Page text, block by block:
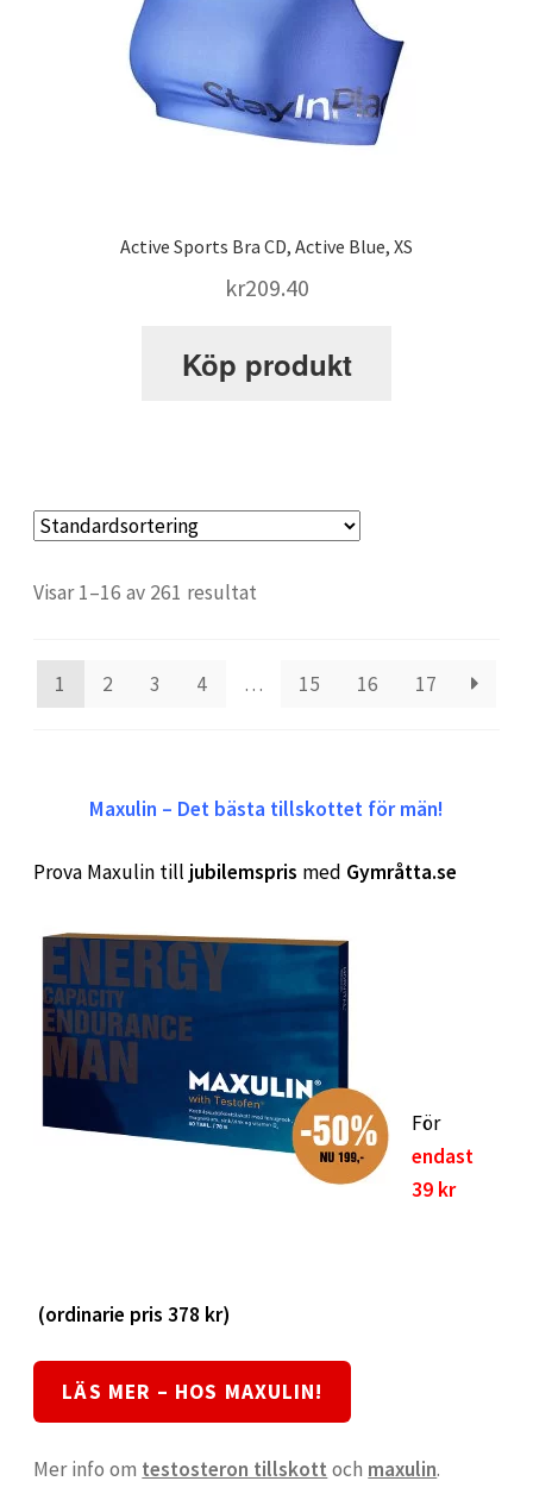
Active Sports Bra CD, Active Blue, XS
kr209.40
Köp produkt
Visar 1–16 av 261 resultat
1 2 3 4 … 15 16 17
Maxulin – Det bästa tillskottet för män!
Prova Maxulin till jubilemspris med Gymråtta.se
För
endast
39 kr
(ordinarie pris 378 kr)
LÄS MER – HOS MAXULIN!
Mer info om testosteron tillskott och maxulin.